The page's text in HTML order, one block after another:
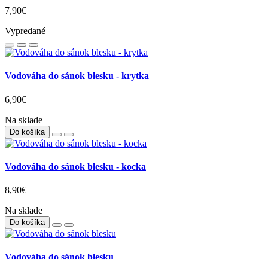
7,90€
Vypredané
Vodováha do sánok blesku - krytka
6,90€
Na sklade
Do košíka
Vodováha do sánok blesku - kocka
8,90€
Na sklade
Do košíka